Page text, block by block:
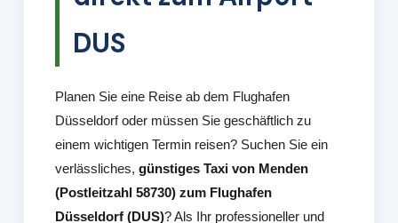
DUS
Planen Sie eine Reise ab dem Flughafen
Düsseldorf oder müssen Sie geschäftlich zu
einem wichtigen Termin reisen? Suchen Sie ein
verlässliches, günstiges Taxi von Menden
(Postleitzahl 58730) zum Flughafen
Düsseldorf (DUS)? Als Ihr professioneller und